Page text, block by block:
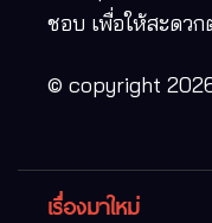
ชอบ เพื่อให้สะดว
© copyright
เรื่องมาใหม่